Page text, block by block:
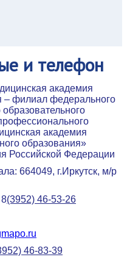
и телефон
академия
– филиал федерального
академия
образования»
Российской Федерации
664049, г.Иркутск, м/р
(3952) 46-53-26
46-83-39